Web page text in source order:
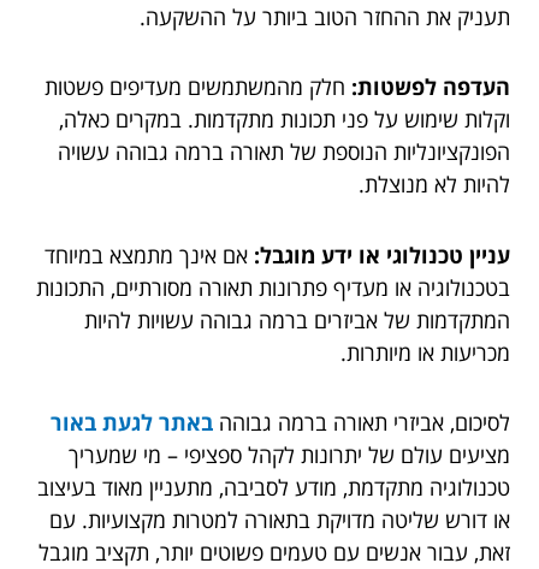
תעניק את ההחזר הטוב ביותר על ההשקעה.
העדפה לפשטות: חלק מהמשתמשים מעדיפים פשטות
וקלות שימוש על פני תכונות מתקדמות. במקרים כאלה,
הפונקציונליות הנוספת של תאורה ברמה גבוהה עשויה
להיות לא מנוצלת.
עניין טכנולוגי או ידע מוגבל: אם אינך מתמצא במיוחד
בטכנולוגיה או מעדיף פתרונות תאורה מסורתיים, התכונות
המתקדמות של אביזרים ברמה גבוהה עשויות להיות
מכריעות או מיותרות.
לסיכום, אביזרי תאורה ברמה גבוהה באתר לגעת באור
מציעים עולם של יתרונות לקהל ספציפי – מי שמעריך
טכנולוגיה מתקדמת, מודע לסביבה, מתעניין מאוד בעיצוב
או דורש שליטה מדויקת בתאורה למטרות מקצועיות. עם
זאת, עבור אנשים עם טעמים פשוטים יותר, תקציב מוגבל